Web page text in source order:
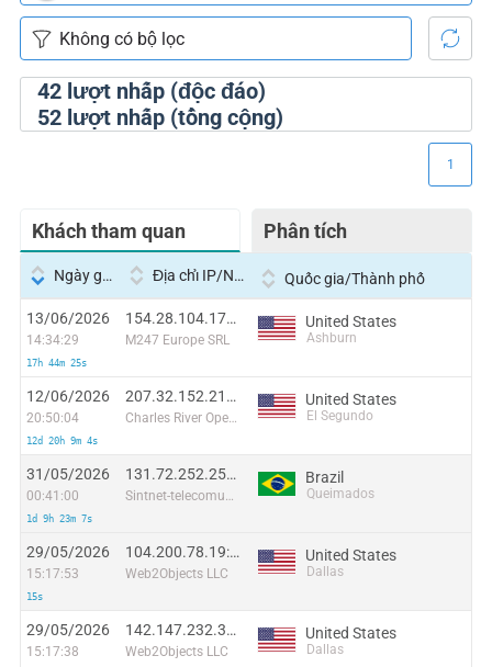
42lượt nhấp (độc đáo)
52lượt nhấp (tổng cộng)
Khách tham quan Phân tích
1
Ngày giờ Địa chỉ IP/Nhà cung cấp dịch vụ Quốc gia/Thành phố
13/06/2026
14:34:29
17h 44m 25s
154.28.104.176:46496
M247 Europe SRL
United States
Ashburn
12/06/2026
20:50:04
12d 20h 9m 4s
207.32.152.213:42988
Charles River Operation
United States
El Segundo
31/05/2026
00:41:00
1d 9h 23m 7s
131.72.252.252:52830
Sintnet-telecomunicacoes E Informatica Ltda
Brazil
Queimados
29/05/2026
15:17:53
15s
104.200.78.19:9858
Web2Objects LLC
United States
Dallas
29/05/2026
15:17:38
142.147.232.32:2486
Web2Objects LLC
United States
Dallas